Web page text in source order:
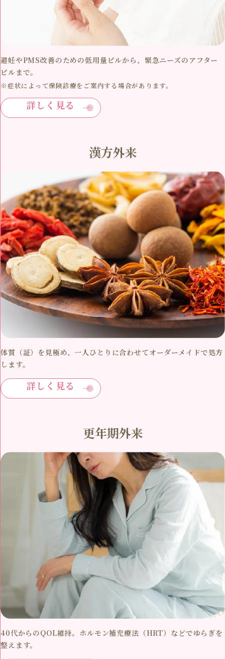
避妊やPMS改善のための低用量ピルから、緊急ニーズのアフター
ピルまで。
※症状によって保険診療をご案内する場合があります。
詳しく見る
漢方外来
体質（証）を見極め、一人ひとりに合わせてオーダーメイドで処方
します。
詳しく見る
更年期外来
40代からのQOL維持。ホルモン補充療法（HRT）などでゆらぎを
整えます。